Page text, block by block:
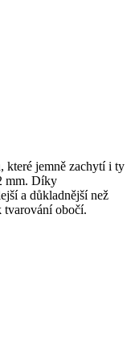
které jemně zachytí i ty
mm. Díky
a důkladnější než
tvarování obočí.